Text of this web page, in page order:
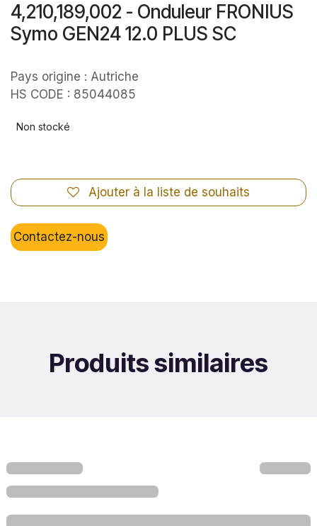
4,210,189,002 - Onduleur FRONIUS
Symo GEN24 12.0 PLUS SC
Pays origine : Autriche
HS CODE : 85044085
Non stocké
Ajouter à la liste de souhaits
Contactez-nous
Produits similaires